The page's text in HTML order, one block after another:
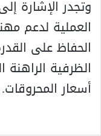
وتجدر الإشارة
العملية لدعم
الحفاظ على
الظرفية الراهنة
أسعار المحروقات.